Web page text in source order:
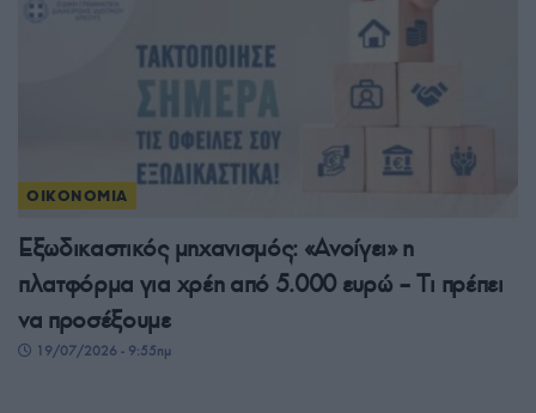
ΟΙΚΟΝΟΜΙΑ
Εξωδικαστικός μηχανισμός: «Ανοίγει» η
πλατφόρμα για χρέη από 5.000 ευρώ – Tι πρέπει
να προσέξουμε
19/07/2026 - 9:55πμ